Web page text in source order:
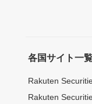
各国サイト一
Rakuten
Rakuten